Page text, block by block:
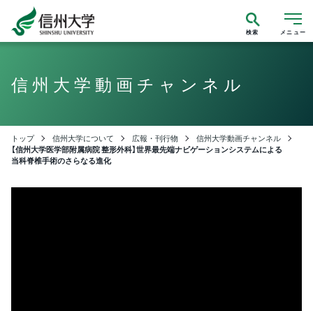
メニュー
検索
信州大学動画チャンネル
トップ 信州大学について 広報・刊行物
信州大学動画チャンネル
【信州大学医学部附属病院 整形外科】世界最先端ナビゲーションシステムによる
当科脊椎手術のさらなる進化